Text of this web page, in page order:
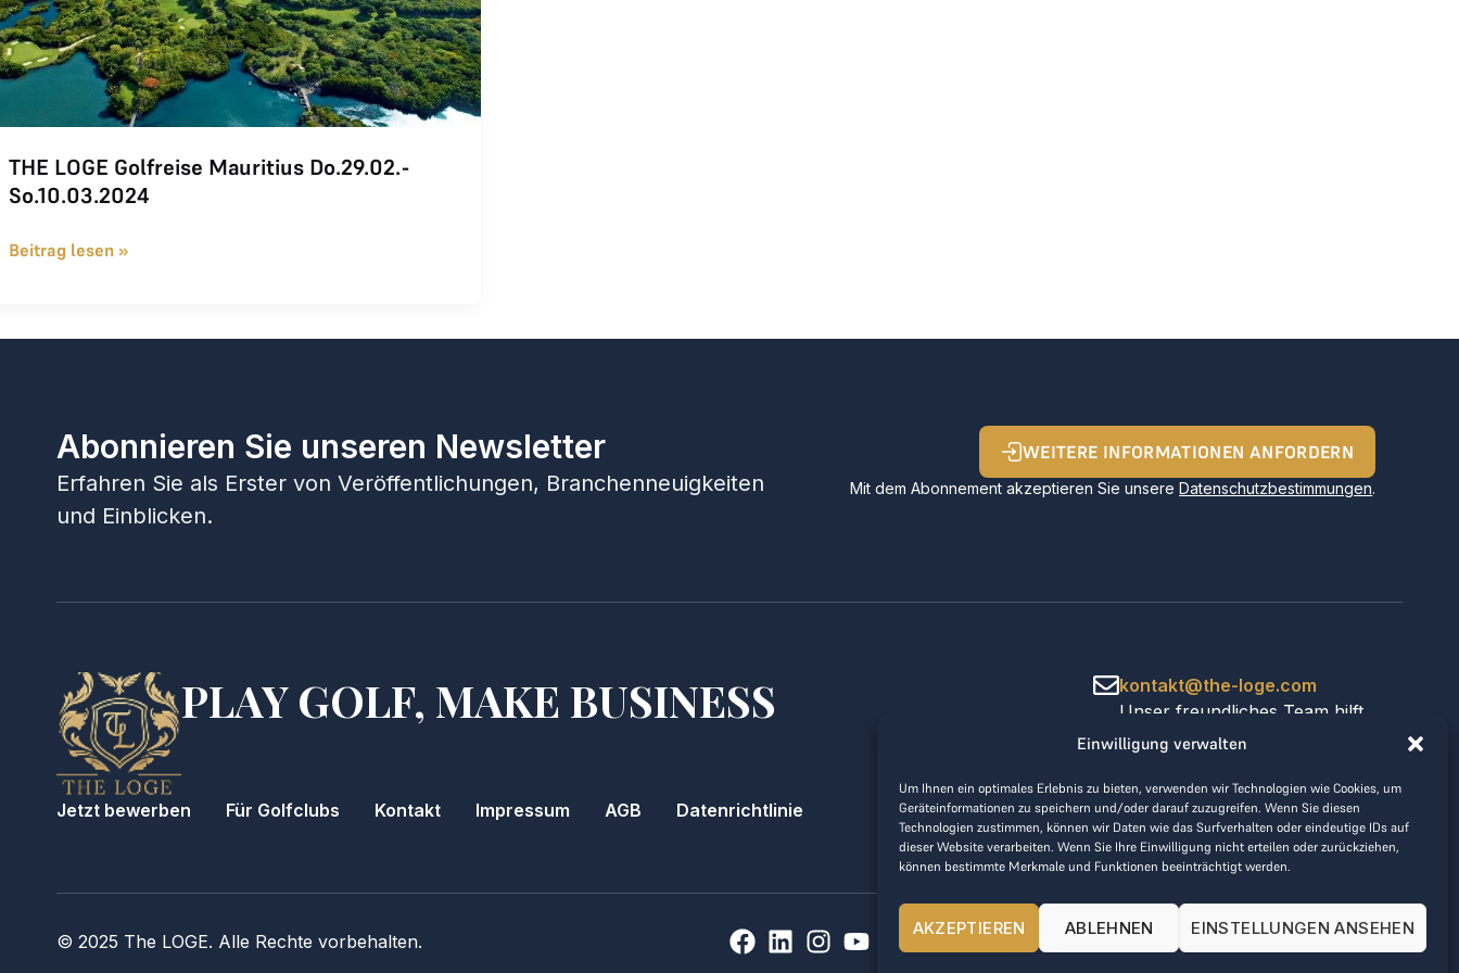
Einwilligung verwalten
Um Ihnen ein optimales Erlebnis zu bieten, verwenden wir Technologien wie Cookies, um
Geräteinformationen zu speichern und/oder darauf zuzugreifen. Wenn Sie diesen
Technologien zustimmen, können wir Daten wie das Surfverhalten oder eindeutige IDs auf
dieser Website verarbeiten. Wenn Sie Ihre Einwilligung nicht erteilen oder zurückziehen,
können bestimmte Merkmale und Funktionen beeinträchtigt werden.
AKZEPTIEREN ABLEHNEN EINSTELLUNGEN ANSEHEN
THE LOGE Golfreise Mauritius Do.29.02.-
So.10.03.2024
Beitrag lesen »
Abonnieren Sie unseren Newsletter
Erfahren Sie als Erster von Veröffentlichungen, Branchenneuigkeiten
und Einblicken.
WEITERE INFORMATIONEN ANFORDERN
Mit dem Abonnement akzeptieren Sie unsereDatenschutzbestimmungen.
PLAY GOLF, MAKE BUSINESS
Jetzt bewerben Für Golfclubs Kontakt Impressum AGB Datenrichtlinie
kontakt@the-loge.com
Unser freundliches Team hilft
Ihnen gerne weiter.
Mo-Fr von 8:00 bis 17:00 Uhr.
© 2025 The LOGE. Alle Rechte vorbehalten.